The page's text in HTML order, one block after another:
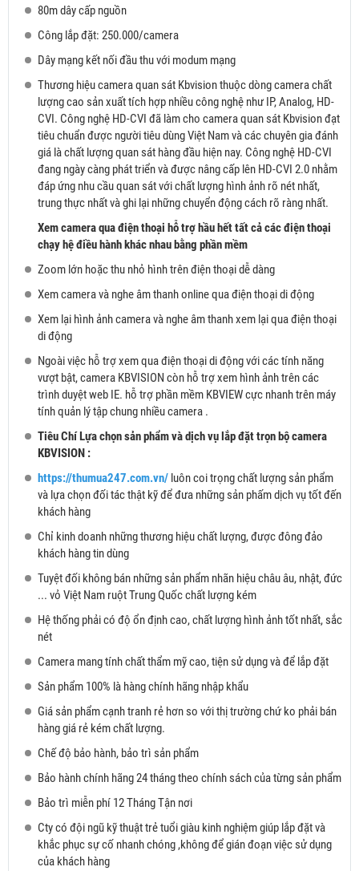
80m dây cấp nguồn
Công lắp đặt: 250.000/camera
Dây mạng kết nối đầu thu với modum mạng
Thương hiệu camera quan sát Kbvision thuộc dòng camera chất
lượng cao sản xuất tích hợp nhiều công nghệ như IP, Analog, HD-
CVI. Công nghệ HD-CVI đã làm cho camera quan sát Kbvision đạt
tiêu chuẩn được người tiêu dùng Việt Nam và các chuyên gia đánh
giá là chất lượng quan sát hàng đầu hiện nay. Công nghệ HD-CVI
đang ngày càng phát triển và được nâng cấp lên HD-CVI 2.0 nhằm
đáp ứng nhu cầu quan sát với chất lượng hình ảnh rõ nét nhất,
trung thực nhất và ghi lại những chuyển động cách rõ ràng nhất.
Xem camera qua điện thoại hỗ trợ hầu hết tất cả các điện thoại
chạy hệ điều hành khác nhau bằng phần mềm
Zoom lớn hoặc thu nhỏ hình trên điện thoại dễ dàng
Xem camera và nghe âm thanh online qua điện thoại di động
Xem lại hình ảnh camera và nghe âm thanh xem lại qua điện thoại
di động
Ngoài việc hỗ trợ xem qua điện thoại di động với các tính năng
vượt bật, camera KBVISION còn hỗ trợ xem hình ảnh trên các
trình duyệt web IE. hỗ trợ phần mềm KBVIEW cực nhanh trên máy
tính quản lý tập chung nhiều camera .
Tiêu Chí Lựa chọn sản phẩm và dịch vụ lắp đặt trọn bộ camera
KBVISION :
https://thumua247.com.vn/ luôn coi trọng chất lượng sản phẩm
và lựa chọn đối tác thật kỹ để đưa những sản phấm dịch vụ tốt đến
khách hàng
Chỉ kinh doanh những thương hiệu chất lượng, được đông đảo
khách hàng tin dùng
Tuyệt đối không bán những sản phẩm nhãn hiệu châu âu, nhật, đức
... vỏ Việt Nam ruột Trung Quốc chất lượng kém
Hệ thống phải có độ ổn định cao, chất lượng hình ảnh tốt nhất, sắc
nét
Camera mang tính chất thẩm mỹ cao, tiện sử dụng và để lắp đặt
Sản phẩm 100% là hàng chính hãng nhập khẩu
Giá sản phẩm cạnh tranh rẻ hơn so với thị trường chứ ko phải bán
hàng giá rẻ kém chất lượng.
Chế độ bảo hành, bảo trì sản phẩm
Bảo hành chính hãng 24 tháng theo chính sách của từng sản phẩm
Bảo trì miễn phí 12 Tháng Tận nơi
Cty có đội ngũ kỹ thuật trẻ tuổi giàu kinh nghiệm giúp lắp đặt và
khắc phục sự cố nhanh chóng ,không để gián đoạn việc sử dụng
của khách hàng